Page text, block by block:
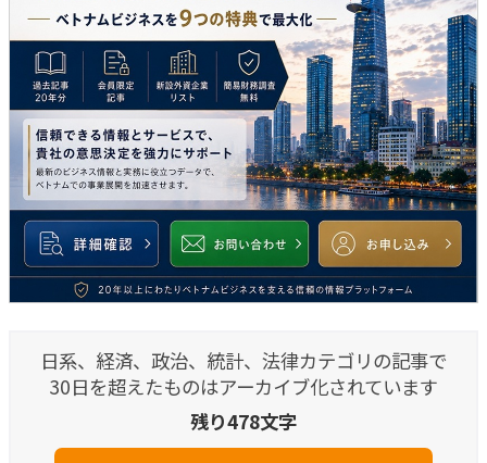
日系、経済、政治、統計、法律カテゴリの記事で
30日を超えたものはアーカイブ化されています
残り478文字